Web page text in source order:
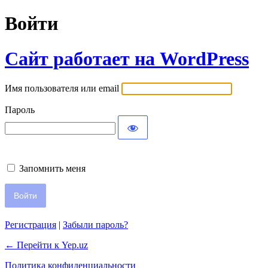
Войти
Сайт работает на WordPress
Имя пользователя или email
Пароль
Запомнить меня
Регистрация | Забыли пароль?
← Перейти к Yep.uz
Политика конфиденциальности